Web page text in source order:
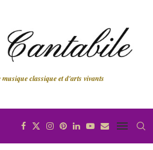
classique et d'arts vivants